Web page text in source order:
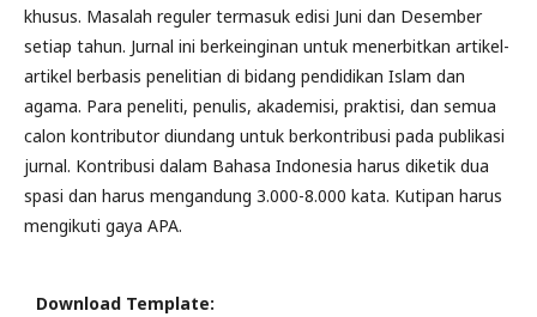
khusus. Masalah reguler termasuk edisi Juni dan Desember
setiap tahun. Jurnal ini berkeinginan untuk menerbitkan artikel-
artikel berbasis penelitian di bidang pendidikan Islam dan
agama. Para peneliti, penulis, akademisi, praktisi, dan semua
calon kontributor diundang untuk berkontribusi pada publikasi
jurnal. Kontribusi dalam Bahasa Indonesia harus diketik dua
spasi dan harus mengandung 3.000-8.000 kata. Kutipan harus
mengikuti gaya APA.
Download Template: